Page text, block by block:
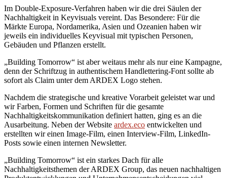
Im Double-Exposure-Verfahren haben wir die drei Säulen der
Nachhaltigkeit in Keyvisuals vereint. Das Besondere: Für die
Märkte Europa, Nordamerika, Asien und Ozeanien haben wir
jeweils ein individuelles Keyvisual mit typischen Personen,
Gebäuden und Pflanzen erstellt.
„Building Tomorrow“ ist aber weitaus mehr als nur eine Kampagne,
denn der Schriftzug in authentischem Handlettering-Font sollte ab
sofort als Claim unter dem ARDEX Logo stehen.
Nachdem die strategische und kreative Vorarbeit geleistet war und
wir Farben, Formen und Schriften für die gesamte
Nachhaltigkeitskommunikation definiert hatten, ging es an die
Ausarbeitung. Neben der Website ardex.eco entwickelten und
erstellten wir einen Image-Film, einen Interview-Film, LinkedIn-
Posts sowie einen internen Newsletter.
„Building Tomorrow“ ist ein starkes Dach für alle
Nachhaltigkeitsthemen der ARDEX Group, das neuen nachhaltigen